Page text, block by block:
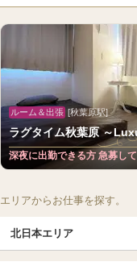
ルーム＆出張 [秋葉原駅]
ラグタイム秋葉原 ～
深夜に出勤できる方 急募して
エリアからお仕事を探す。
北日本エリア